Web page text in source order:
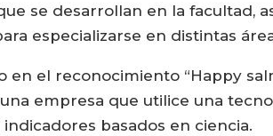
se desarrollan en la facultad,
especializarse en distintas
en el reconocimiento “Happy
empresa que utilice una
basados en ciencia.